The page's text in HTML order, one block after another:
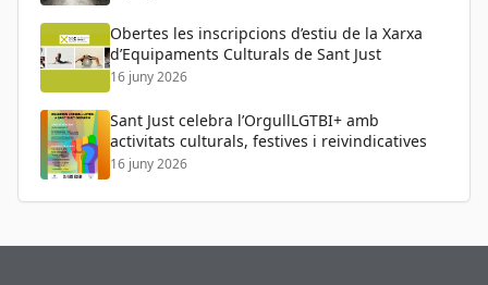
Obertes les inscripcions d’estiu de la Xarxa
d’Equipaments Culturals de Sant Just
16 juny 2026
Sant Just celebra l’OrgullLGTBI+ amb
activitats culturals, festives i reivindicatives
16 juny 2026